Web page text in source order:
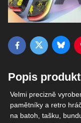
FacebookTwitter
Popis
Velmi precizně
pamětníky a retro
na batoh, tašku,